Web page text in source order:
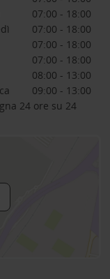
07:00 - 18:00
07:00 - 18:00
07:00 - 18:00
07:00 - 18:00
08:00 - 13:00
09:00 - 13:00
24 ore su 24